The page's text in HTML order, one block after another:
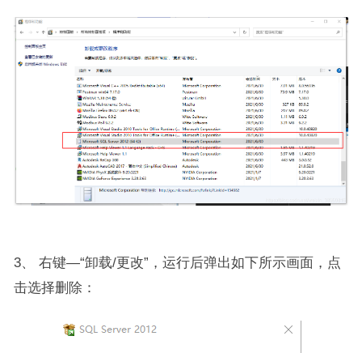
3、 右键—“卸载/更改”，运行后弹出如下所示画面，点
击选择删除：